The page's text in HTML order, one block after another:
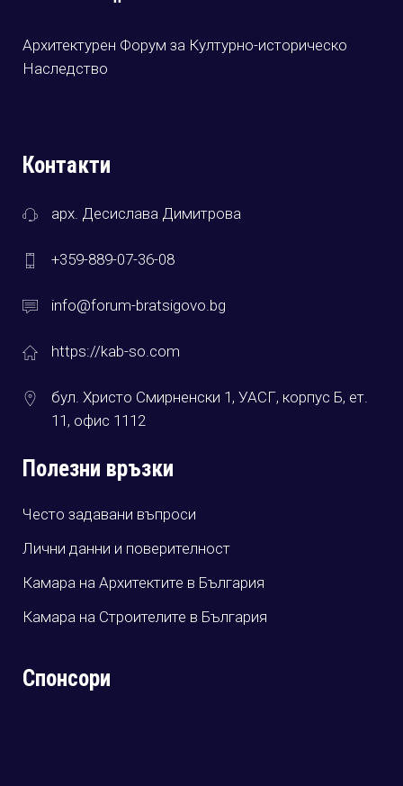
Архитектурен Форум за Културно-историческо
Наследство
Контакти
арх. Десислава Димитрова
+359-889-07-36-08
info@forum-bratsigovo.bg
https://kab-so.com
бул. Христо Смирненски 1, УАСГ, корпус Б, ет.
11, офис 1112
Полезни връзки
Често задавани въпроси
Лични данни и поверителност
Камара на Архитектите в България
Камара на Строителите в България
Спонсори